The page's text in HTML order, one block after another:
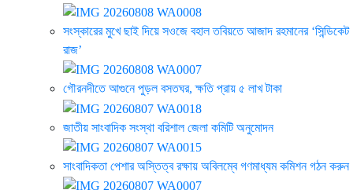
সংস্কারের মুখে ছাই দিয়ে সওজে বহাল তবিয়তে আজাদ রহমানের ‘সিন্ডিকেট
রাজ’
গৌরনদীতে আগুনে পুড়ল বসতঘর, ক্ষতি প্রায় ৫ লাখ টাকা
জাতীয় সাংবাদিক সংস্থা বরিশাল জেলা কমিটি অনুমোদন
সাংবাদিকতা পেশার অস্তিত্ব রক্ষায় অবিলম্বে গণমাধ্যম কমিশন গঠন করুন